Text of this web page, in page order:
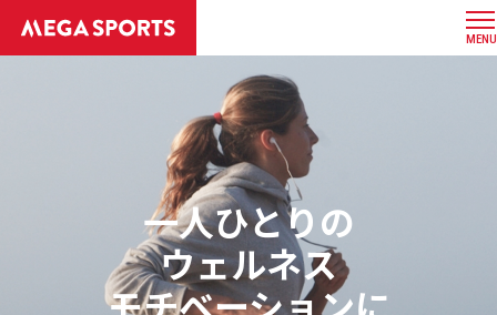
MENU
一人ひとりの
ウェルネス